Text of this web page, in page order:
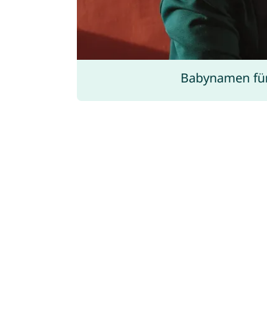
Babynamen